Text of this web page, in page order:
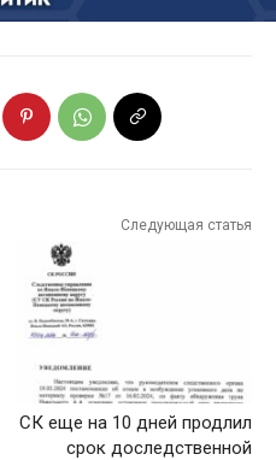
Следующая статья
СК еще на 10 дней продлил
срок доследственной